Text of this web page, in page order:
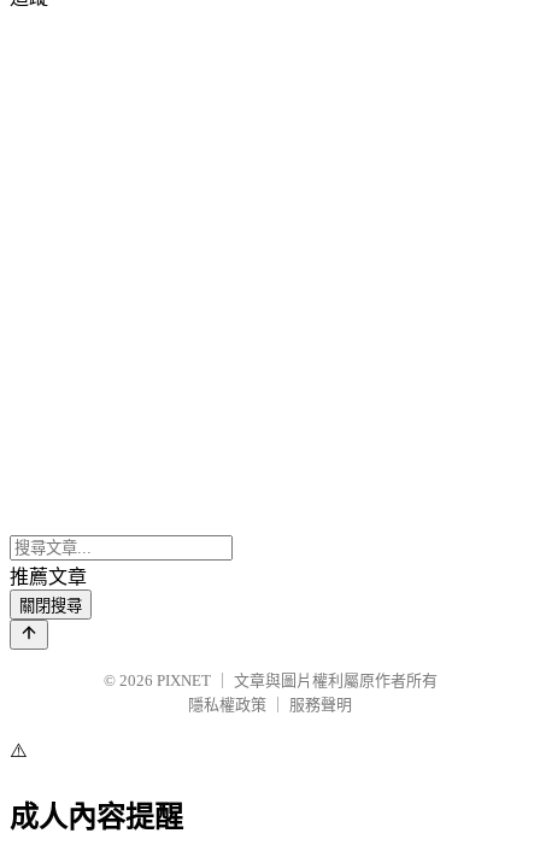
推薦文章
關閉搜尋
© 2026 PIXNET
文章與圖片權利屬原作者所有
隱私權政策
服務聲明
⚠️
成人內容提醒